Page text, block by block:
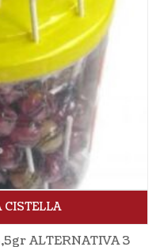
CISTELLA
ALTERNATIVA 3